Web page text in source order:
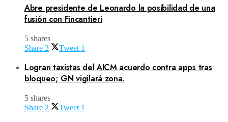
Abre presidente de Leonardo la posibilidad de una
fusión con Fincantieri
5 shares
Share 2 Tweet 1
Logran taxistas del AICM acuerdo contra apps tras
bloqueo; GN vigilará zona.
5 shares
Share 2 Tweet 1